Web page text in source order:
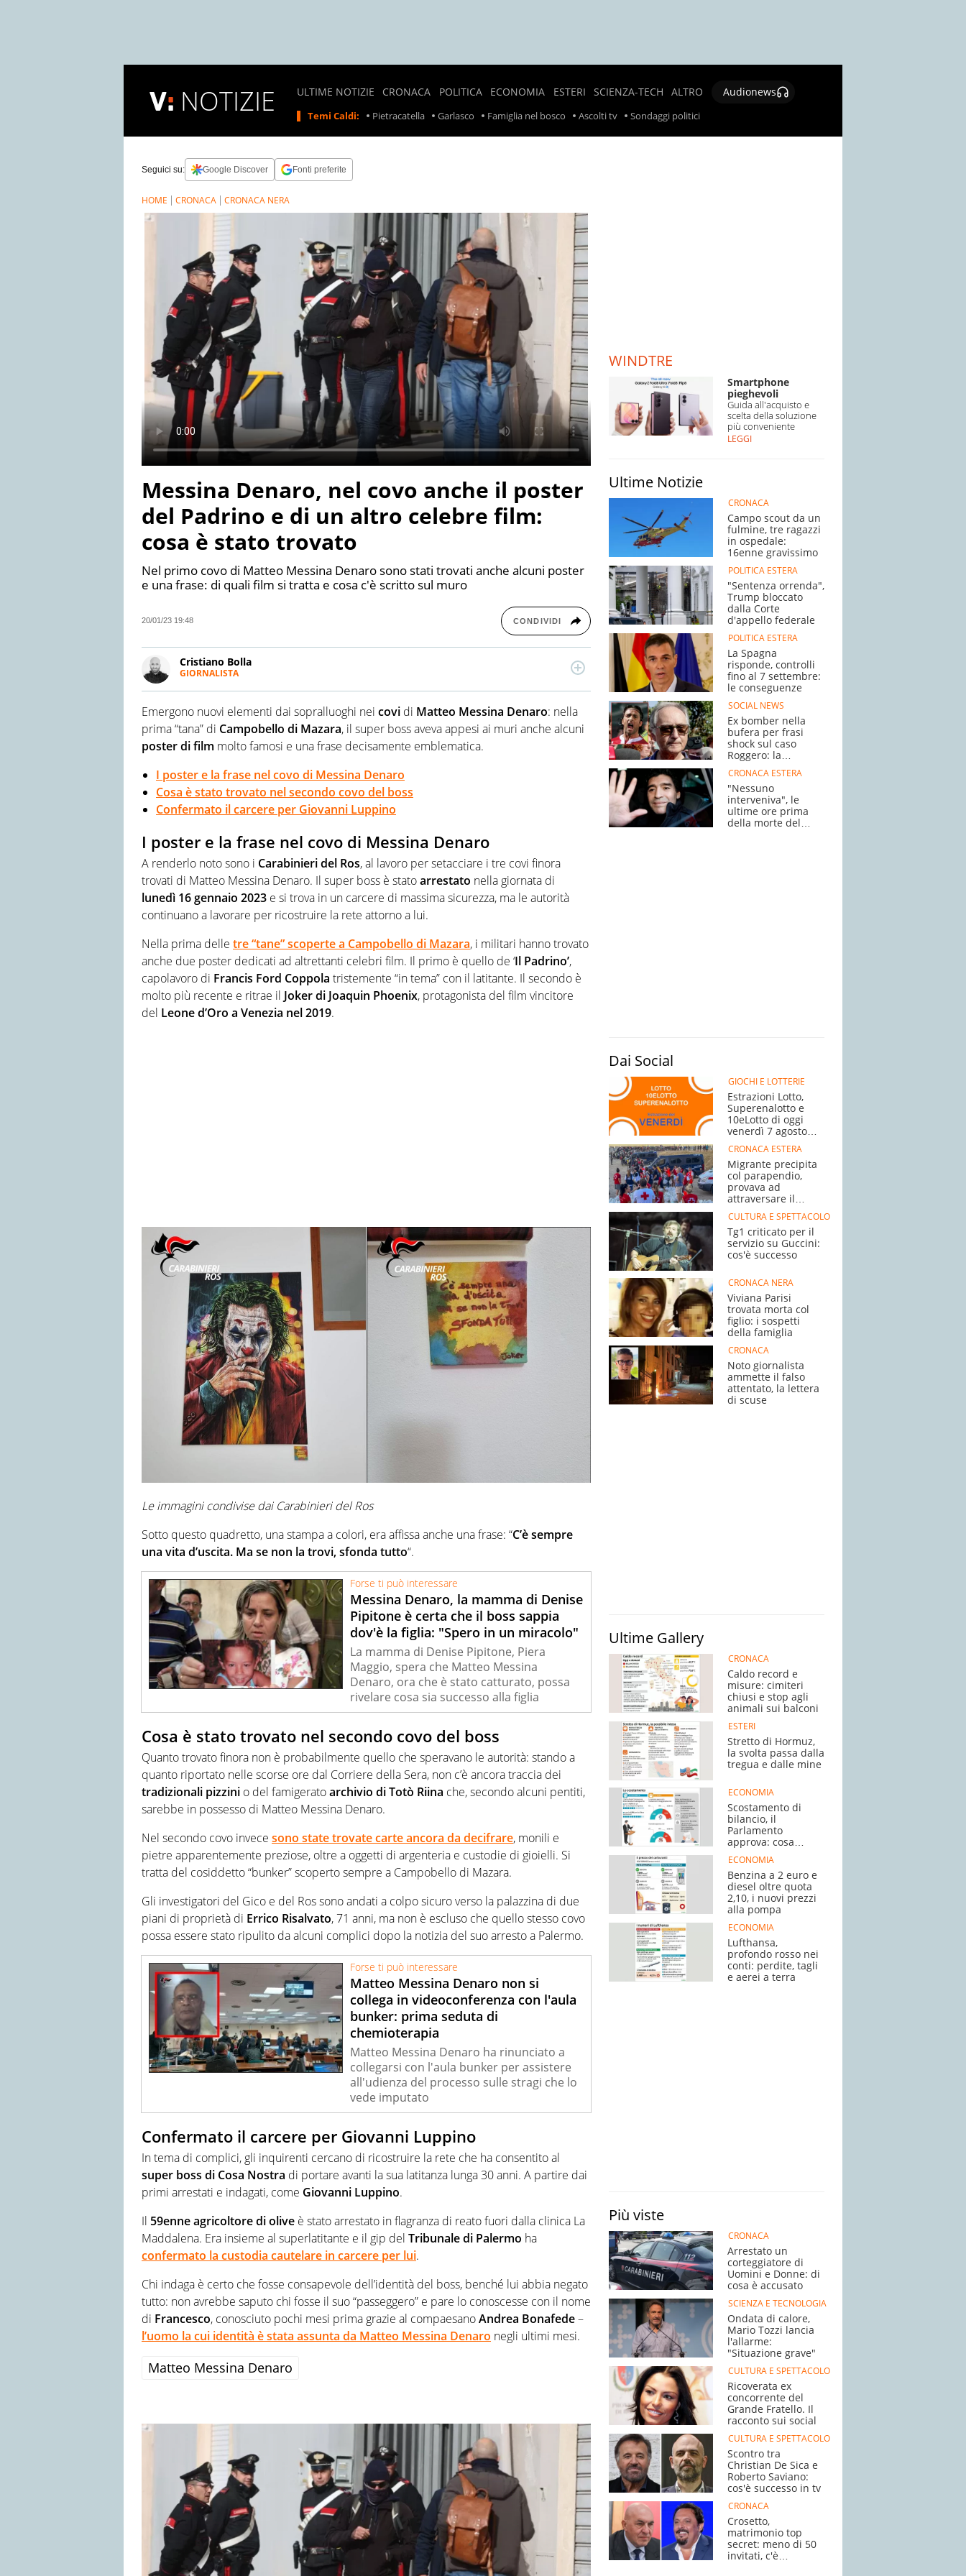
NOTIZIE ULTIME NOTIZIE
CRONACA
LOCALI
LAVORO
RITIRO
PRODOTTI
ALIMENTARI
METEO
TERREMOTI
E VULCANI
STORIE
POLITICA
POLITICI
ECONOMIA
ESTERI
ESTERA
SCIENZA-TECH
ALTRO
Audionews
Temi Caldi: Pietracatella Garlasco Famiglia nel bosco Ascolti tv Sondaggi politici
Seguici su: Google Discover Fonti preferite
HOME CRONACA CRONACA NERA
Messina Denaro, nel covo anche il poster
del Padrino e di un altro celebre film:
cosa è stato trovato
Nel primo covo di Matteo Messina Denaro sono stati trovati anche alcuni poster
e una frase: di quali film si tratta e cosa c'è scritto sul muro
20/01/23 19:48 CONDIVIDI
Cristiano Bolla
GIORNALISTA
Spettacolo con Master in Drammaturgia e Sceneggiatura, ha lavorato per diverse
produzioni prima di muovere i primi passi nelle redazioni di testate giornalistiche di
Torino e Milano. Attualmente collabora anche con importanti riviste di settore.
Emergono nuovi elementi dai sopralluoghi nei covi di Matteo Messina Denaro: nella
prima “tana” di Campobello di Mazara, il super boss aveva appesi ai muri anche alcuni
poster di film molto famosi e una frase decisamente emblematica.
I poster e la frase nel covo di Messina Denaro
Cosa è stato trovato nel secondo covo del boss
Confermato il carcere per Giovanni Luppino
I poster e la frase nel covo di Messina Denaro
A renderlo noto sono i Carabinieri del Ros, al lavoro per setacciare i tre covi finora
trovati di Matteo Messina Denaro. Il super boss è statoarrestato nella giornata di
lunedì 16 gennaio 2023 e si trova in un carcere di massima sicurezza, ma le autorità
continuano a lavorare per ricostruire la rete attorno a lui.
Nella prima delle tre “tane” scoperte a Campobello di Mazara, i militari hanno trovato
anche due poster dedicati ad altrettanti celebri film. Il primo è quello de ‘Il Padrino’,
capolavoro di Francis Ford Coppola tristemente “in tema” con il latitante. Il secondo è
molto più recente e ritrae il Joker di Joaquin Phoenix, protagonista del film vincitore
del Leone d’Oro a Venezia nel 2019.
Le immagini condivise dai Carabinieri del Ros
Sotto questo quadretto, una stampa a colori, era affissa anche una frase: “C’è sempre
una vita d’uscita. Ma se non la trovi, sfonda tutto“.
Forse ti può interessare
Messina Denaro, la mamma di Denise
Pipitone è certa che il boss sappia
dov'è la figlia: "Spero in un miracolo"
La mamma di Denise Pipitone, Piera
Maggio, spera che Matteo Messina
Denaro, ora che è stato catturato, possa
rivelare cosa sia successo alla figlia
Cosa è stato trovato nel secondo covo del boss
Quanto trovato finora non è probabilmente quello che speravano le autorità: stando a
quanto riportato nelle scorse ore dal Corriere della Sera, non c’è ancora traccia dei
tradizionali pizzini o del famigeratoarchivio di Totò Riina che, secondo alcuni pentiti,
sarebbe in possesso di Matteo Messina Denaro.
Nel secondo covo invece sono state trovate carte ancora da decifrare, monili e
pietre apparentemente preziose, oltre a oggetti di argenteria e custodie di gioielli. Si
tratta del cosiddetto “bunker” scoperto sempre a Campobello di Mazara.
Gli investigatori del Gico e del Ros sono andati a colpo sicuro verso la palazzina di due
piani di proprietà di Errico Risalvato, 71 anni, ma non è escluso che quello stesso covo
possa essere stato ripulito da alcuni complici dopo la notizia del suo arresto a Palermo.
Forse ti può interessare
Matteo Messina Denaro non si
collega in videoconferenza con l'aula
bunker: prima seduta di
chemioterapia
Matteo Messina Denaro ha rinunciato a
collegarsi con l'aula bunker per assistere
all'udienza del processo sulle stragi che lo
vede imputato
Confermato il carcere per Giovanni Luppino
In tema di complici, gli inquirenti cercano di ricostruire la rete che ha consentito al
super boss di Cosa Nostra di portare avanti la sua latitanza lunga 30 anni. A partire dai
primi arrestati e indagati, come Giovanni Luppino.
Il 59enne agricoltore di olive è stato arrestato in flagranza di reato fuori dalla clinica La
Maddalena. Era insieme al superlatitante e il gip del Tribunale di Palermo ha
confermato la custodia cautelare in carcere per lui.
Chi indaga è certo che fosse consapevole dell’identità del boss, benché lui abbia negato
tutto: non avrebbe saputo chi fosse il suo “passeggero” e pare lo conoscesse con il nome
di Francesco, conosciuto pochi mesi prima grazie al compaesanoAndrea Bonafede–
l’uomo la cui identità è stata assunta da Matteo Messina Denaro negli ultimi mesi.
Matteo Messina Denaro
WINDTRE
Smartphone
pieghevoli
Guida all'acquisto e
scelta della soluzione
più conveniente
LEGGI
Ultime Notizie
CRONACA
Campo scout da un
fulmine, tre ragazzi
in ospedale:
16enne gravissimo
POLITICA ESTERA
"Sentenza orrenda",
Trump bloccato
dalla Corte
d'appello federale
POLITICA ESTERA
La Spagna
risponde, controlli
fino al 7 settembre:
le conseguenze
SOCIAL NEWS
Ex bomber nella
bufera per frasi
shock sul caso
Roggero: la
polemica
CRONACA ESTERA
"Nessuno
interveniva", le
ultime ore prima
della morte del
Dai Social
GIOCHI E LOTTERIE
Estrazioni Lotto,
Superenalotto e
10eLotto di oggi
venerdì 7 agosto
2026: numeri
vincenti, quote,
jackpot
CRONACA ESTERA
Migrante precipita
col parapendio,
provava ad
attraversare il
confine
CULTURA E SPETTACOLO
Tg1 criticato per il
servizio su Guccini:
cos'è successo
CRONACA NERA
Viviana Parisi
trovata morta col
figlio: i sospetti
della famiglia
CRONACA
Noto giornalista
ammette il falso
attentato, la lettera
di scuse
Ultime Gallery
CRONACA
Caldo record e
misure: cimiteri
chiusi e stop agli
animali sui balconi
ESTERI
Stretto di Hormuz,
la svolta passa dalla
tregua e dalle mine
ECONOMIA
Scostamento di
bilancio, il
Parlamento
approva: cosa
succede adesso
ECONOMIA
Benzina a 2 euro e
diesel oltre quota
2,10, i nuovi prezzi
alla pompa
ECONOMIA
Lufthansa,
profondo rosso nei
conti: perdite, tagli
e aerei a terra
Più viste
CRONACA
Arrestato un
corteggiatore di
Uomini e Donne: di
cosa è accusato
SCIENZA E TECNOLOGIA
Ondata di calore,
Mario Tozzi lancia
l'allarme:
"Situazione grave"
CULTURA E SPETTACOLO
Ricoverata ex
concorrente del
Grande Fratello. Il
racconto sui social
CULTURA E SPETTACOLO
Scontro tra
Christian De Sica e
Roberto Saviano:
cos'è successo in tv
CRONACA
Crosetto,
matrimonio top
secret: meno di 50
invitati, c'è